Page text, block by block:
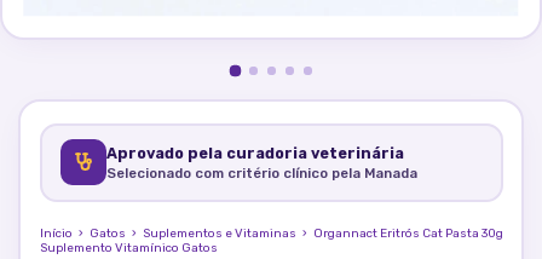
Aprovado pela curadoria veterinária
Selecionado com critério clínico pela Manada
Início › Gatos › Suplementos e Vitaminas › Organnact Eritrós Cat Pasta 30g
Suplemento Vitamínico Gatos